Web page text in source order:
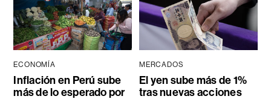
ECONOMÍA
Inflación en Perú sube
más de lo esperado por
MERCADOS
El yen sube más de 1%
tras nuevas acciones